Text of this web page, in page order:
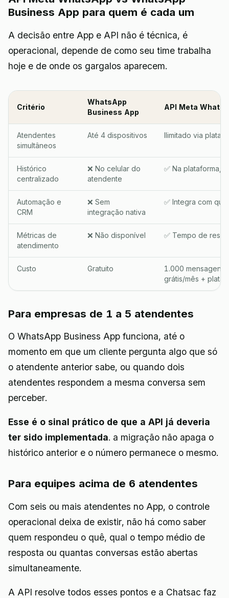
Business App para quem é cada um
A decisão entre App e API não é técnica, é
operacional, depende de como seu time trabalha
hoje e de onde os gargalos aparecem.
Critério
WhatsApp
Business App
API Meta
Atendentes
simultâneos
Até 4 dispositivos Ilimitado via
Histórico
centralizado
❌ No celular do
atendente
✅ Na plataforma,
Automação e
CRM
❌ Sem
integração nativa
✅ Integra com
Métricas de
atendimento
❌ Não disponível ✅ Tempo de
Custo Gratuito
1.000 mensagens
grátis/mês +
Para empresas de 1 a 5 atendentes
O WhatsApp Business App funciona, até o
momento em que um cliente pergunta algo que só
o atendente anterior sabe, ou quando dois
atendentes respondem a mesma conversa sem
perceber.
Esse é o sinal prático de que a API já deveria
ter sido implementada. a migração não apaga o
histórico anterior e o número permanece o mesmo.
Para equipes acima de 6 atendentes
Com seis ou mais atendentes no App, o controle
operacional deixa de existir, não há como saber
quem respondeu o quê, qual o tempo médio de
resposta ou quantas conversas estão abertas
simultaneamente.
A API resolve todos esses pontos e a Chatsac faz